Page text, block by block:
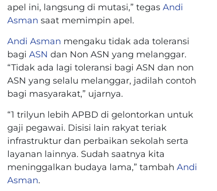
apel ini, langsung di mutasi,” tegas Andi
Asman saat memimpin apel.
Andi Asman mengaku tidak ada toleransi
bagi ASN dan Non ASN yang melanggar.
“Tidak ada lagi toleransi bagi ASN dan non
ASN yang selalu melanggar, jadilah contoh
bagi masyarakat,” ujarnya.
“1 trilyun lebih APBD di gelontorkan untuk
gaji pegawai. Disisi lain rakyat teriak
infrastruktur dan perbaikan sekolah serta
layanan lainnya. Sudah saatnya kita
meninggalkan budaya lama,” tambah Andi
Asman.